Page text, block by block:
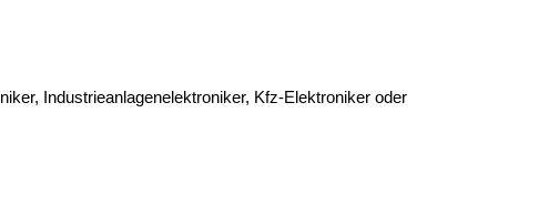
Industrieanlagenelektroniker, Kfz-Elektroniker oder